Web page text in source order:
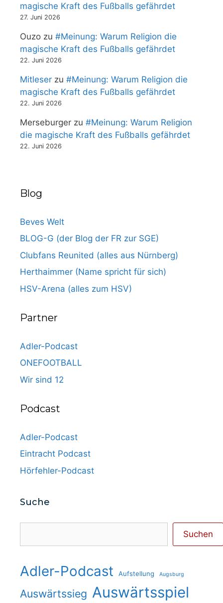
magische Kraft des Fußballs gefährdet
27. Juni 2026
Ouzo zu #Meinung: Warum Religion die
magische Kraft des Fußballs gefährdet
22. Juni 2026
Mitleser zu #Meinung: Warum Religion die
magische Kraft des Fußballs gefährdet
22. Juni 2026
Merseburger zu #Meinung: Warum Religion
die magische Kraft des Fußballs gefährdet
22. Juni 2026
Blog
Beves Welt
BLOG-G (der Blog der FR zur SGE)
Clubfans Reunited (alles aus Nürnberg)
Herthaimmer (Name spricht für sich)
HSV-Arena (alles zum HSV)
Partner
Adler-Podcast
ONEFOOTBALL
Wir sind 12
Podcast
Adler-Podcast
Eintracht Podcast
Hörfehler-Podcast
Suche
Suchen
Adler-Podcast Aufstellung Augsburg
Auswärtssieg Auswärtsspiel